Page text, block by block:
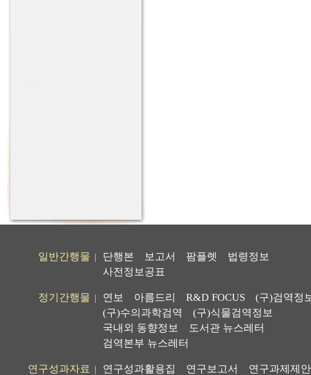
일반간행물 단행본 보고서 팜플렛
법령정보
사전정보공표
정기간행물 연보 아름드리 R&D FOCUS
(구)검역정
(구)수의과학검역
(구)식물검역정보
국내외 동향정보
도서관 뉴스레터
검역본부 뉴스레터
연구성과자료 연구성과활용집 연구보고서 연구과제제